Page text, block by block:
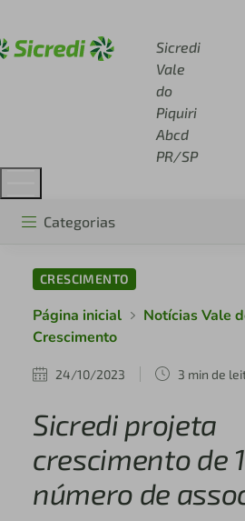
Sicredi
Vale
do
Piquiri
Abcd
PR/SP
Categorias
CRESCIMENTO
Página inicial
Notícias Vale
Crescimento
24/10/2023 3 min de
Sicredi projeta
crescimento de
número de